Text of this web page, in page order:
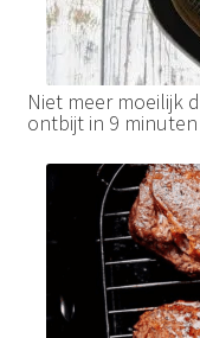
Niet meer moeilijk
ontbijt in 9